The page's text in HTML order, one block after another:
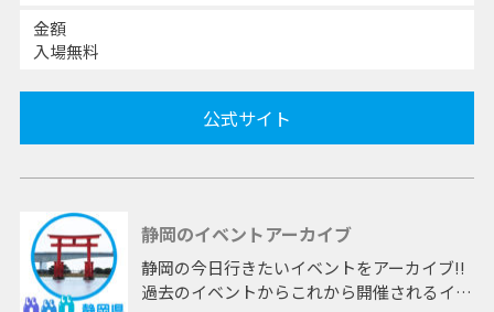
金額
入場無料
公式サイト
静岡のイベントアーカイブ
静岡の今日行きたいイベントをアーカイブ!!
過去のイベントからこれから開催されるイベ